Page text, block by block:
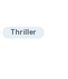
Thriller